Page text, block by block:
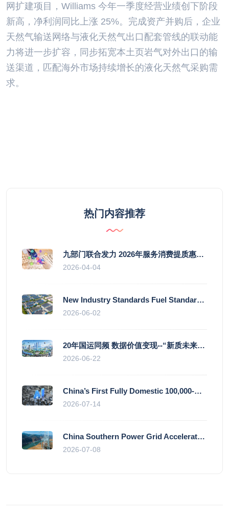
网扩建项目，Williams 今年一季度经营业绩创下阶段
新高，净利润同比上涨 25%。完成资产并购后，企业
天然气输送网络与液化天然气出口配套管线的联动能
力将进一步扩容，同步拓宽本土页岩气对外出口的输
送渠道，匹配海外市场持续增长的液化天然气采购需
求。
热门内容推荐
九部门联合发力 2026年服务消费提质惠民行动启幕
2026-04-04
New Industry Standards Fuel Standardised and Scaled Growth of China’s Embodied Intelligence Sector
2026-06-02
20年国运同频 数据价值变现--“新质未来”平台开启产业通证新时代
2026-06-22
China’s First Fully Domestic 100,000-Card AI Supercluster Launched in Zhengzhou, Integrated Into National Supercomputing Internet
2026-07-14
China Southern Power Grid Accelerates Grid Works to Secure Summer Power Supply Across Southern Provinces
2026-07-08